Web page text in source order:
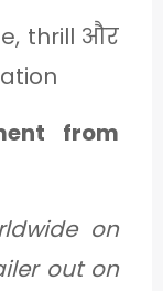
thrill और
from
on
out on